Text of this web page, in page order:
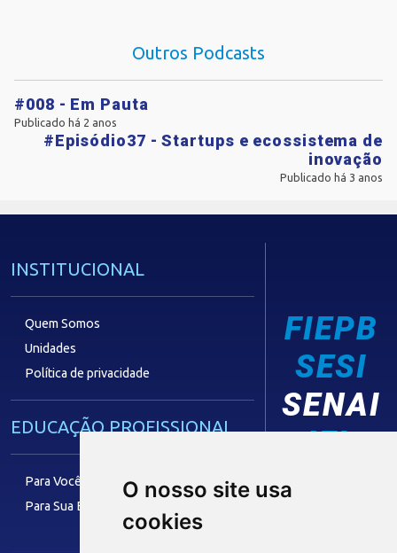
O nosso site usa
cookies
Outros Podcasts
#008 - Em Pauta
Publicado há 2 anos
#Episódio37 - Startups e ecossistema de
inovação
Publicado há 3 anos
INSTITUCIONAL
Quem Somos
Unidades
Política de privacidade
EDUCAÇÃO PROFISSIONAL
Para Você
Para Sua Empresa
FIEPB
SESI
SENAI
IEL